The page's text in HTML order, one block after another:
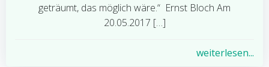
geträumt, das möglich wäre.“ Ernst Bloch Am
20.05.2017 […]
weiterlesen...